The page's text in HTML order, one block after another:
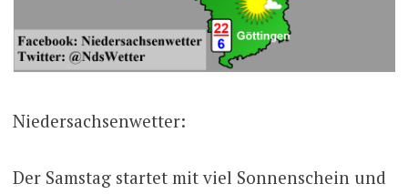
Niedersachsenwetter:
Der Samstag startet mit viel Sonnenschein und